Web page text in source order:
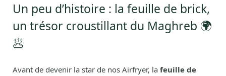
Un peu d’histoire : la feuille de brick,
un trésor croustillant du Maghreb 🌍
🥟
Avant de devenir la star de nos Airfryer, la feuille de